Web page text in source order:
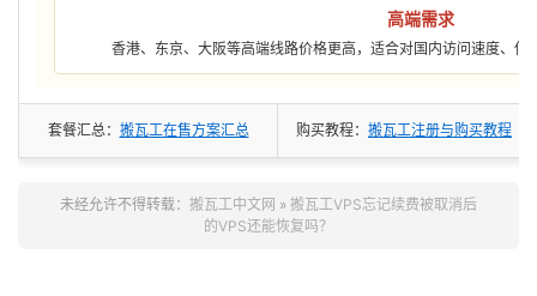
高端需求
香港、东京、大阪等高端线路价格更高，适合对国内访问速度、低
套餐汇总： 搬瓦工在售方案汇总 购买教程： 搬瓦工注册与购买教程
未经允许不得转载： 搬瓦工中文网 » 搬瓦工VPS忘记续费被取消后
的VPS还能恢复吗？